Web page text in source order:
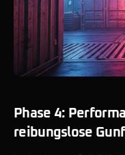
Phase 4:
reibungslose